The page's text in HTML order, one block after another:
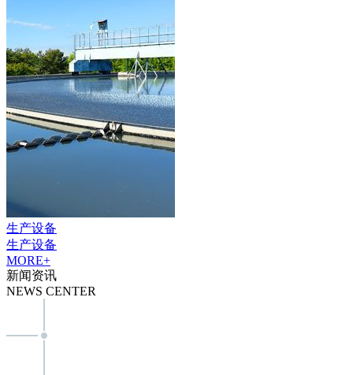
生产设备
生产设备
MORE+
新闻资讯
NEWS CENTER